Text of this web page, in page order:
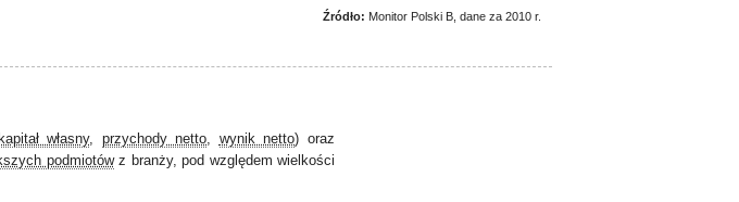
Źródło: Monitor Polski B, dane za 2010 r.
kapitał własny, przychody netto, wynik netto) oraz
podmiotówz branży, pod względem wielkości